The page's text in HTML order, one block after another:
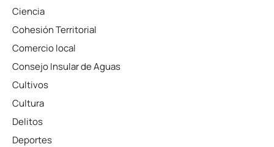
Ciencia
Cohesión Territorial
Comercio local
Consejo Insular de Aguas
Cultivos
Cultura
Delitos
Deportes